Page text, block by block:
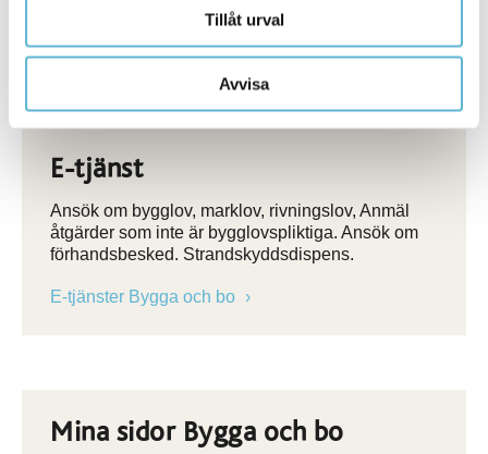
Tillåt urval
Avvisa
När du har fått slutbeskedet får du börja använda
byggnaden
E-tjänst
Ansök om bygglov, marklov, rivningslov, Anmäl
åtgärder som inte är bygglovspliktiga. Ansök om
förhandsbesked. Strandskyddsdispens.
E-tjänster Bygga och bo
Mina sidor Bygga och bo